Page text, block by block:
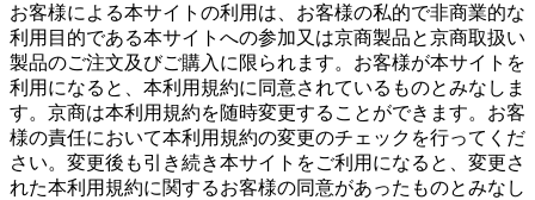
お客様による本サイトの利用は、お客様の私的で非商業的な
利用目的である本サイトへの参加又は京商製品と京商取扱い
製品のご注文及びご購入に限られます。お客様が本サイトを
利用になると、本利用規約に同意されているものとみなしま
す。京商は本利用規約を随時変更することができます。お客
様の責任において本利用規約の変更のチェックを行ってくだ
さい。変更後も引き続き本サイトをご利用になると、変更さ
れた本利用規約に関するお客様の同意があったものとみなし